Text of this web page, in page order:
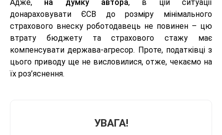
Адже, на думку автора, в цій ситуації
донараховувати ЄСВ до розміру мінімального
страхового внеску роботодавець не повинен – цю
втрату бюджету та страхового стажу має
компенсувати держава-агресор. Проте, податківці з
цього приводу ще не висловилися, отже, чекаємо на
їх роз’яснення.
УВАГА!